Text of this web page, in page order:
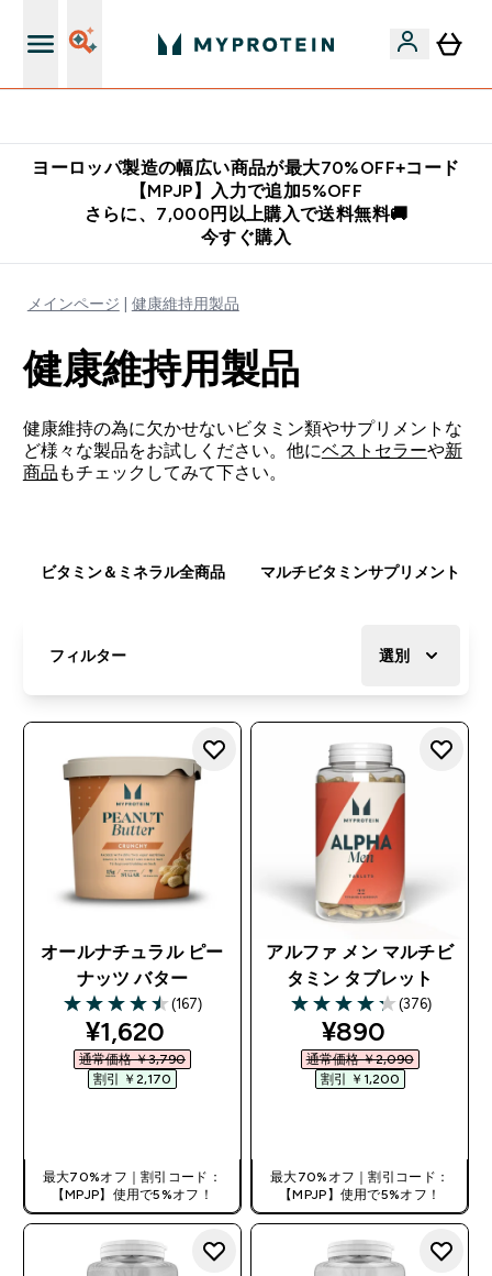
ヨーロッパ製造の幅広い商品が最大70%OFF+コード
【MPJP】入力で追加5%OFF
さらに、7,000円以上購入で送料無料🚚
今すぐ購入
メインページ 健康維持用製品
健康維持用製品
健康維持の為に欠かせないビタミン類やサプリメントな
ど様々な製品をお試しください。他にベストセラーや新
商品 もチェックしてみて下さい。
ビタミン＆ミネラル全商品 マルチビタミンサプリメント
フィルター 選別
オールナチュラル ピー
ナッツ バター
4.51 out of 5 stars
(167)
discounted price
¥1,620‎
通常価格 ￥3,790‎
割引 ￥2,170‎
最大70%オフ｜割引コード：
【MPJP】使用で5%オフ！
アルファ メン マルチビ
タミン タブレット
4.28 out of 5 stars
(376)
discounted
¥890‎
通常価格 ￥2,090‎
割引 ￥1,200‎
最大70%オフ｜割引コード：
【MPJP】使用で5%オフ！